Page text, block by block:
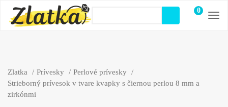
0
položiek
Zlatka Prívesky
Perlové prívesky
Strieborný prívesok v tvare kvapky s čiernou perlou 8 mm a
zirkónmi